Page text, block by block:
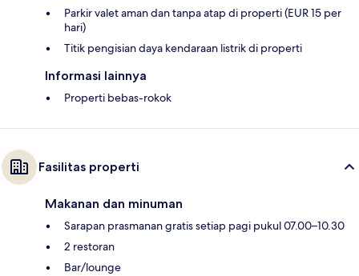
Parkir valet aman dan tanpa atap di properti (EUR 15 per
hari)
Titik pengisian daya kendaraan listrik di properti
Informasi lainnya
Properti bebas-rokok
Fasilitas properti
Makanan dan minuman
Sarapan prasmanan gratis setiap pagi pukul 07.00–10.30
2 restoran
Bar/lounge